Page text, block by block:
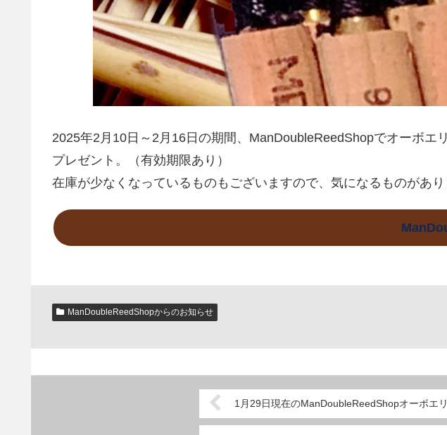
2025年2月10日～2月16日の期間、ManDoubleReedShopでオーボ
プレゼント。（有効期限あり）
在庫が少なくなっているものもございますので、気になるものがあ
ManDoubleReedShopからのお知らせ
1月29日現在のManDoubleReedShopオーボエ